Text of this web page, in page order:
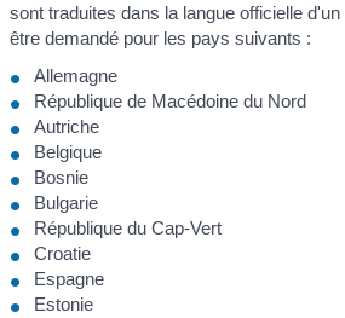
sont traduites dans la langue officielle
être demandé pour les pays suivants :
Allemagne
République de Macédoine du Nord
Autriche
Belgique
Bosnie
Bulgarie
République du Cap-Vert
Croatie
Espagne
Estonie